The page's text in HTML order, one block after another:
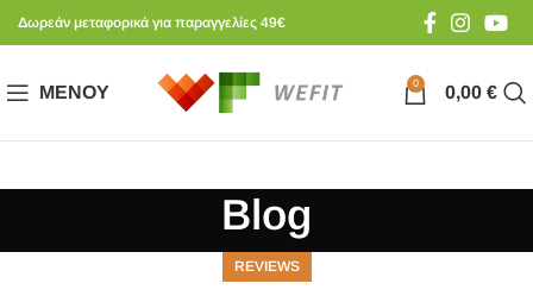
Δωρεάν μεταφορικά για παραγγελίες 49€
ΜΕΝΟΎ 0 0,00 €
Blog
REVIEWS